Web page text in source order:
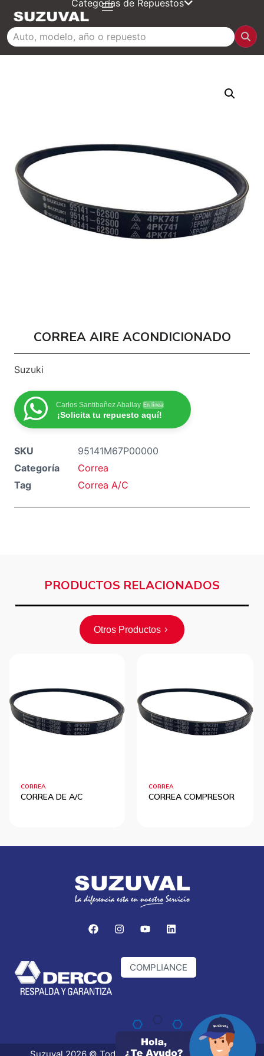
Categorías de Repuestos
CORREA AIRE ACONDICIONADO
Suzuki
Carlos Santibañez Aballay En línea
¡Solicita tu repuesto aquí!
SKU
95141M67P00000
Categoría
Correa
Tag
Correa A/C
PRODUCTOS RELACIONADOS
Otros Productos
CORREA
CORREA DE A/C
CORREA
CORREA COMPRESOR
COMPLIANCE